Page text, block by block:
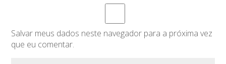
Salvar meus dados neste navegador para a próxima vez
que eu comentar.